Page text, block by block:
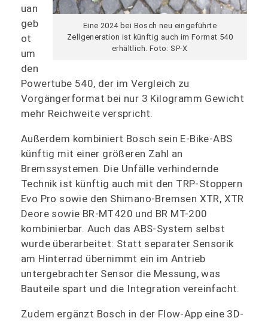
Eine 2024 bei Bosch neu eingeführte
Zellgeneration ist künftig auch im Format 540
erhältlich. Foto: SP-X
uan
geb
ot
um
den
Powertube 540, der im Vergleich zu
Vorgängerformat bei nur 3 Kilogramm Gewicht
mehr Reichweite verspricht.
Außerdem kombiniert Bosch sein E-Bike-ABS
künftig mit einer größeren Zahl an
Bremssystemen. Die Unfälle verhindernde
Technik ist künftig auch mit den TRP-Stoppern
Evo Pro sowie den Shimano-Bremsen XTR, XTR
Deore sowie BR-MT420 und BR MT-200
kombinierbar. Auch das ABS-System selbst
wurde überarbeitet: Statt separater Sensorik
am Hinterrad übernimmt ein im Antrieb
untergebrachter Sensor die Messung, was
Bauteile spart und die Integration vereinfacht.
Zudem ergänzt Bosch in der Flow-App eine 3D-